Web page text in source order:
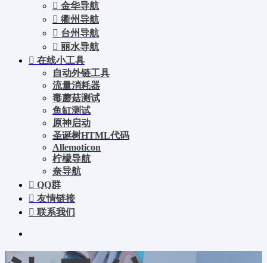
金华导航
衢州导航
台州导航
丽水导航
在线小工具
自动外链工具
流量消耗器
毒蘑菇测试
鱼缸测试
原神启动
圣诞树HTML代码
Allemoticon
柠檬导航
奈导航
QQ群
友情链接
联系我们